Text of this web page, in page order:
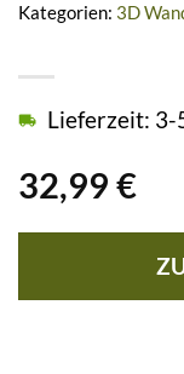
32,99 €
Lieferzeit:
Kategorien: 3D